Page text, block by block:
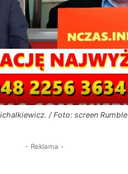
/ Foto: screen Rumble
- Reklama -